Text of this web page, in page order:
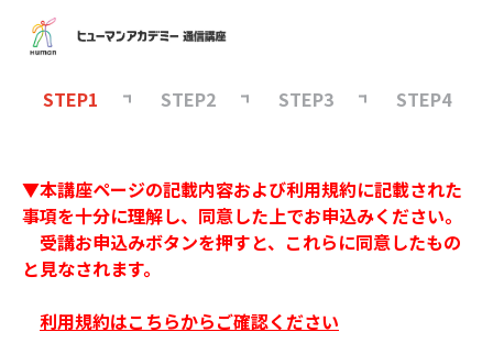
STEP1 STEP2 STEP3 STEP4
▼本講座ページの記載内容および利用規約に記載された
事項を十分に理解し、同意した上でお申込みください。
受講お申込みボタンを押すと、これらに同意したもの
と見なされます。
利用規約はこちらからご確認ください